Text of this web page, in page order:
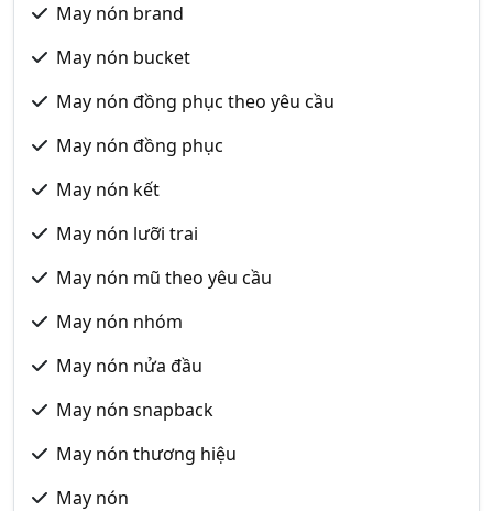
May nón brand
May nón bucket
May nón đồng phục theo yêu cầu
May nón đồng phục
May nón kết
May nón lưỡi trai
May nón mũ theo yêu cầu
May nón nhóm
May nón nửa đầu
May nón snapback
May nón thương hiệu
May nón